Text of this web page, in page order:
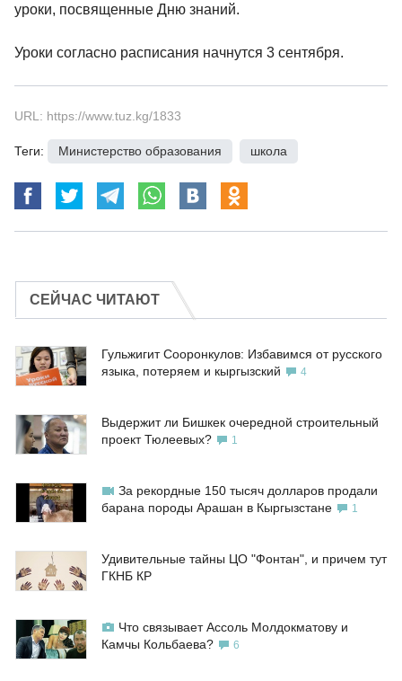
уроки, посвященные Дню знаний.
Уроки согласно расписания начнутся 3 сентября.
URL: https://www.tuz.kg/1833
Теги: Министерство образования школа
СЕЙЧАС ЧИТАЮТ
Гульжигит Сооронкулов: Избавимся от русского
языка, потеряем и кыргызский
4
Выдержит ли Бишкек очередной строительный
проект Тюлеевых?
1
За рекордные 150 тысяч долларов продали
барана породы Арашан в Кыргызстане
1
Удивительные тайны ЦО "Фонтан", и причем тут
ГКНБ КР
Что связывает Ассоль Молдокматову и
Камчы Кольбаева?
6